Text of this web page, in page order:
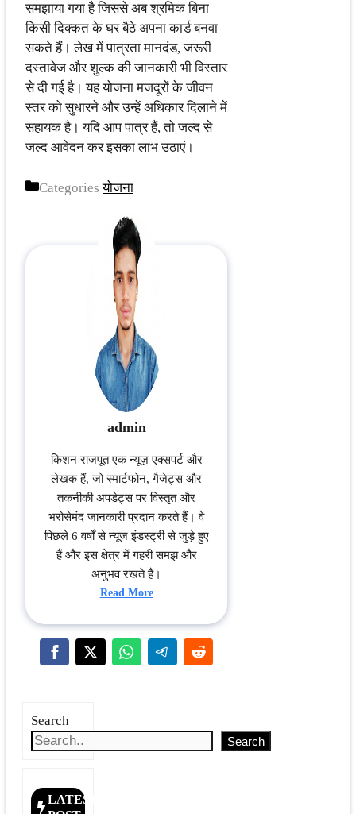
समझाया गया है जिससे अब श्रमिक बिना
किसी दिक्कत के घर बैठे अपना कार्ड बनवा
सकते हैं। लेख में पात्रता मानदंड, जरूरी
दस्तावेज और शुल्क की जानकारी भी विस्तार
से दी गई है। यह योजना मजदूरों के जीवन
स्तर को सुधारने और उन्हें अधिकार दिलाने में
सहायक है। यदि आप पात्र हैं, तो जल्द से
जल्द आवेदन कर इसका लाभ उठाएं।
Categoriesयोजना
admin
किशन राजपूत एक न्यूज़ एक्सपर्ट और
लेखक हैं, जो स्मार्टफोन, गैजेट्स और
तकनीकी अपडेट्स पर विस्तृत और
भरोसेमंद जानकारी प्रदान करते हैं। वे
पिछले 6 वर्षों से न्यूज इंडस्ट्री से जुड़े हुए
हैं और इस क्षेत्र में गहरी समझ और
अनुभव रखते हैं।
Read More
Search
Search
LATEST